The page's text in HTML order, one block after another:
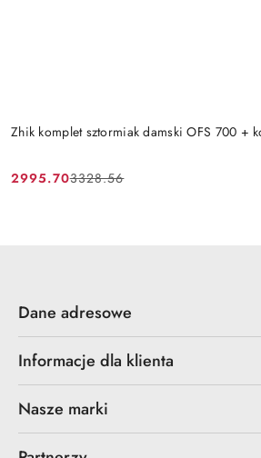
Zhik komplet sztormiak damski OFS 700 +
Cena
2995.70
Cena
3328.56
Dane adresowe
Informacje dla klienta
Nasze marki